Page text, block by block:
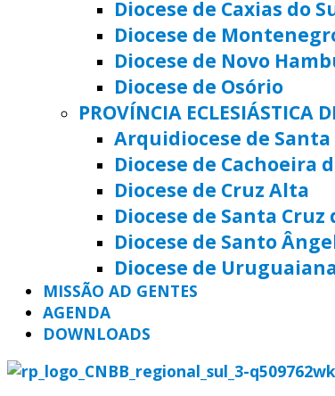
Diocese de Caxias do
Diocese de
Diocese de Novo
Diocese de Osório
PROVÍNCIA ECLESIÁSTICA
Arquidiocese de
Diocese de Cachoeira
Diocese de Cruz Alta
Diocese de Santa Cruz
Diocese de Santo
Diocese de
MISSÃO AD GENTES
AGENDA
DOWNLOADS